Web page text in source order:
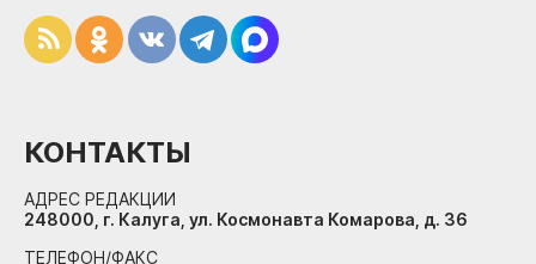
КОНТАКТЫ
АДРЕС РЕДАКЦИИ
248000, г. Калуга, ул. Космонавта Комарова, д. 36
ТЕЛЕФОН/ФАКС